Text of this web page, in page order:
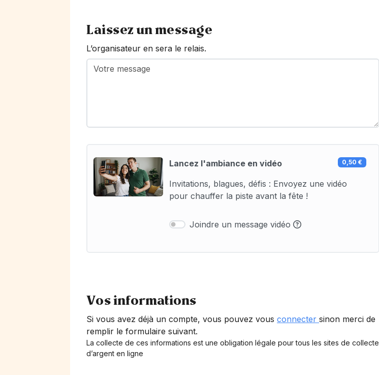
Laissez un message
L’organisateur en sera le relais.
Lancez l'ambiance en vidéo 0,50 €
Invitations, blagues, défis : Envoyez une vidéo
pour chauffer la piste avant la fête !
Joindre un message vidéo
Vos informations
Si vous avez déjà un compte, vous pouvez vous connecter sinon merci de
remplir le formulaire suivant.
La collecte de ces informations est une obligation légale pour tous les sites de collecte
d’argent en ligne